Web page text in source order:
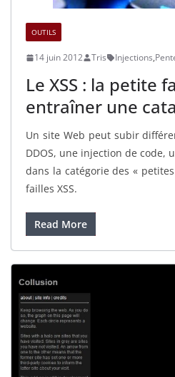
OUTILS
14 juin 2012 Tris Injections,
Le XSS : la petite
entraîner une
Un site Web peut subir
DDOS, une injection de code,
dans la catégorie des «
failles XSS.
Read More